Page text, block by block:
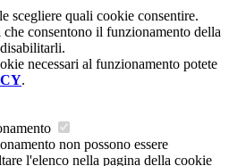
scegliere quali cookie consentire.
consentono il funzionamento della
necessari al funzionamento potete
.
non possono essere
l'elenco nella pagina della cookie